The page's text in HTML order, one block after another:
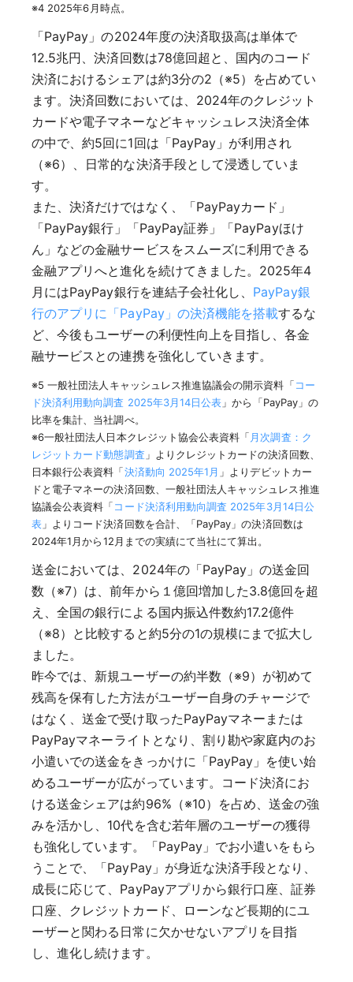
※4 2025年6月時点。
「PayPay」の2024年度の決済取扱高は単体で
12.5兆円、決済回数は78億回超と、国内のコード
決済におけるシェアは約3分の2（※5）を占めてい
ます。決済回数においては、2024年のクレジット
カードや電子マネーなどキャッシュレス決済全体
の中で、約5回に1回は「PayPay」が利用され
（※6）、日常的な決済手段として浸透していま
す。
また、決済だけではなく、「PayPayカード」
「PayPay銀行」「PayPay証券」「PayPayほけ
ん」などの金融サービスをスムーズに利用できる
金融アプリへと進化を続けてきました。2025年4
月にはPayPay銀行を連結子会社化し、 PayPay銀
行のアプリに「PayPay」の決済機能を搭載するな
ど、今後もユーザーの利便性向上を目指し、各金
融サービスとの連携を強化していきます。
※5 一般社団法人キャッシュレス推進協議会の開示資料「コー
ド決済利用動向調査 2025年3月14日公表 」から「PayPay」の
比率を集計、当社調べ。
※6一般社団法人日本クレジット協会公表資料「 月次調査：ク
レジットカード動態調査 」よりクレジットカードの決済回数、
日本銀行公表資料「決済動向 2025年1月 」よりデビットカー
ドと電子マネーの決済回数、一般社団法人キャッシュレス推進
協議会公表資料「コード決済利用動向調査 2025年3月14日公
表 」よりコード決済回数を合計、「PayPay」の決済回数は
2024年1月から12月までの実績にて当社にて算出。
送金においては、2024年の「PayPay」の送金回
数（※7）は、前年から１億回増加した3.8億回を超
え、全国の銀行による国内振込件数約17.2億件
（※8）と比較すると約5分の1の規模にまで拡大し
ました。
昨今では、新規ユーザーの約半数（※9）が初めて
残高を保有した方法がユーザー自身のチャージで
はなく、送金で受け取ったPayPayマネーまたは
PayPayマネーライトとなり、割り勘や家庭内のお
小遣いでの送金をきっかけに「PayPay」を使い始
めるユーザーが広がっています。コード決済にお
ける送金シェアは約96%（※10）を占め、送金の強
みを活かし、10代を含む若年層のユーザーの獲得
も強化しています。「PayPay」でお小遣いをもら
うことで、「PayPay」が身近な決済手段となり、
成長に応じて、PayPayアプリから銀行口座、証券
口座、クレジットカード、ローンなど長期的にユ
ーザーと関わる日常に欠かせないアプリを目指
し、進化し続けます。